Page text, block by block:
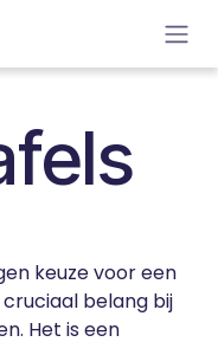
keuze voor een
belang bij
Het is een